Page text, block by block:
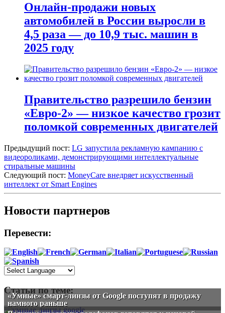
Онлайн-продажи новых
автомобилей в России выросли в
4,5 раза — до 10,9 тыс. машин в
2025 году
Правительство разрешило бензин
«Евро-2» — низкое качество грозит
поломкой современных двигателей
Предыдущий пост: LG запустила рекламную кампанию с
видеороликами, демонстрирующими интеллектуальные
стиральные машины
Следующий пост: MoneyCare внедряет искусственный
интеллект от Smart Engines
Новости партнеров
Перевести:
Статьи по теме:
«Умные» смарт-линзы от Google поступят в продажу
намного раньше